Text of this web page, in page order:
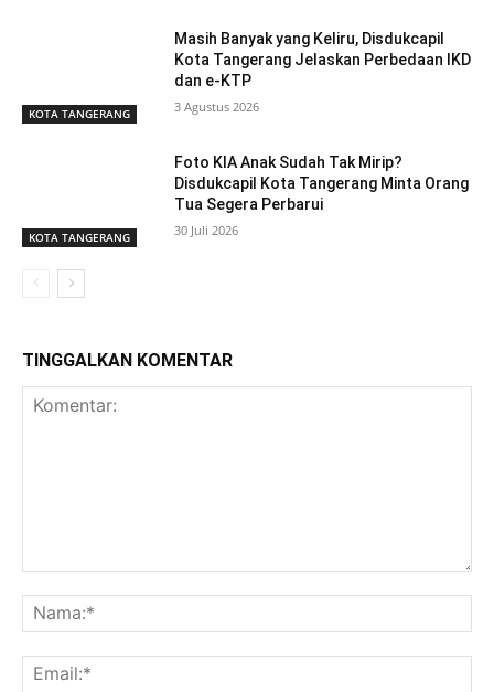
KOTA TANGERANG
Masih Banyak yang Keliru, Disdukcapil
Kota Tangerang Jelaskan Perbedaan IKD
dan e-KTP
3 Agustus 2026
KOTA TANGERANG
Foto KIA Anak Sudah Tak Mirip?
Disdukcapil Kota Tangerang Minta Orang
Tua Segera Perbarui
30 Juli 2026
TINGGALKAN KOMENTAR